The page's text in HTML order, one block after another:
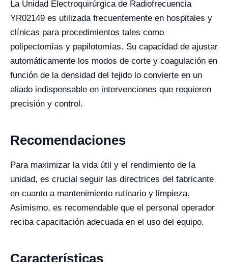
La Unidad Electroquirúrgica de Radiofrecuencia
YR02149 es utilizada frecuentemente en hospitales y
clínicas para procedimientos tales como
polipectomías y papilotomías. Su capacidad de ajustar
automáticamente los modos de corte y coagulación en
función de la densidad del tejido lo convierte en un
aliado indispensable en intervenciones que requieren
precisión y control.
Recomendaciones
Para maximizar la vida útil y el rendimiento de la
unidad, es crucial seguir las directrices del fabricante
en cuanto a mantenimiento rutinario y limpieza.
Asimismo, es recomendable que el personal operador
reciba capacitación adecuada en el uso del equipo.
Características